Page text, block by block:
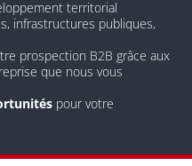
territorial
infrastructures publiques,
prospection B2B grâce aux
que nous vous
pour votre